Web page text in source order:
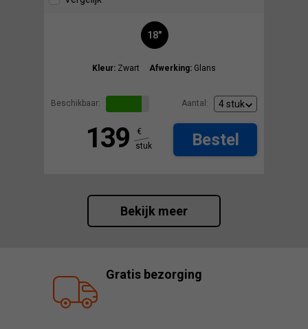
18"
Kleur: Zwart Afwerking: Glans
Beschikbaar: Aantal:
139
€
stuk
Bestel
Bekijk meer
Gratis bezorging